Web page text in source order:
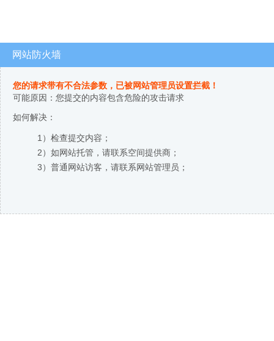
网站防火墙
您的请求带有不合法参数，已被网站管理员设置拦截！
可能原因：您提交的内容包含危险的攻击请求
如何解决：
1）检查提交内容；
2）如网站托管，请联系空间提供商；
3）普通网站访客，请联系网站管理员；